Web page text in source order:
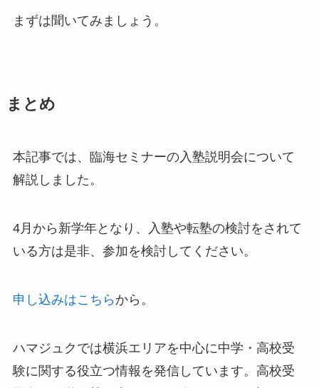
まずは聞いてみましょう。
まとめ
本記事では、臨海セミナーの入塾説明会について
解説しました。
4月から新学年となり、入塾や転塾の検討をされて
いる方は是非、参加を検討してください。
申し込みはこちら から。
ハマジュクでは横浜エリアを中心に中学・高校受
験に関する役立つ情報を発信しています。高校受